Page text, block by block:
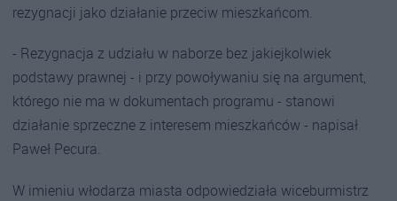
rezygnacji jako działanie przeciw mieszkańcom.
- Rezygnacja z udziału w naborze bez jakiejkolwiek
podstawy prawnej - i przy powoływaniu się na argument,
którego nie ma w dokumentach programu - stanowi
działanie sprzeczne z interesem mieszkańców - napisał
Paweł Pecura.
W imieniu włodarza miasta odpowiedziała wiceburmistrz